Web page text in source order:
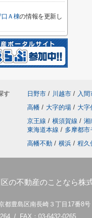
口Ａ棟の情報を更新し
す 日野市 / 川越市 / 入間
高幡 / 大字的場 / 大字
京王線 / 横須賀線 / 湘
東海道本線 / 多摩都市
高幡不動 / 横浜 / 程久
の不動産のことなら株
都豊島区南長崎３丁目17番8号
/ FAX：03-6432-0265